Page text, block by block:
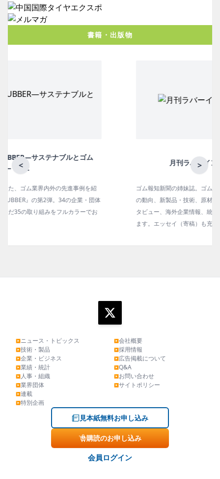
書籍・出版物
< >
月刊ラバーインダストリー／単品
ゴム報知新聞の姉妹誌。ゴム・エラストマー製品・市場分野別
の動向、新製品・技術、原材料動向、設備・機械の紹介、イン
タビュー、海外企業情報、統計などをコンパクトに掲載してい
▶ニュース・トピックス
▶技術・製品
▶企業・ビジネス
▶業績・統計
▶人事・組織
▶業界団体
▶連載
▶特別企画
▶会社概要
▶採用情報
▶広告掲載について
▶Q&A
▶お問い合わせ
▶サイトポリシー
見本紙無料お申し込み
購読のお申し込み
会員ログイン